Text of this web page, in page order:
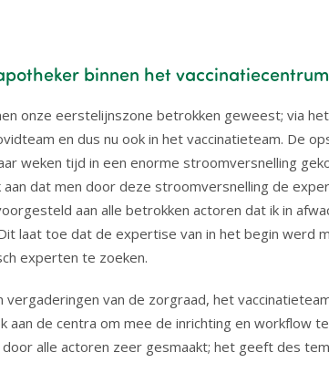
binnen het
onze eerstelijnszone betrokken geweest; via
en dus nu ook in het vaccinatieteam. De
weken tijd in een enorme stroomversnelling
dat men door deze stroomversnelling de
aan alle betrokken actoren dat ik in
laat toe dat de expertise van in het begin werd
experten te zoeken.
vergaderingen van de zorgraad, het
aan de centra om mee de inrichting en workflow
alle actoren zeer gesmaakt; het geeft des